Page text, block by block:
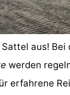
Sattel aus! Bei
werden
erfahrene